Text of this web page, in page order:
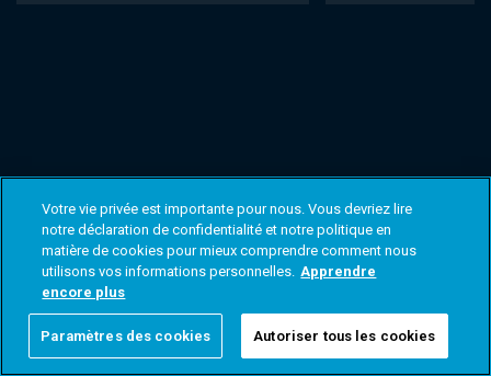
Votre vie privée est importante pour nous. Vous devriez lire
notre déclaration de confidentialité et notre politique en
matière de cookies pour mieux comprendre comment nous
utilisons vos informations personnelles. Apprendre
encore plus
Paramètres des cookies Autoriser tous les cookies